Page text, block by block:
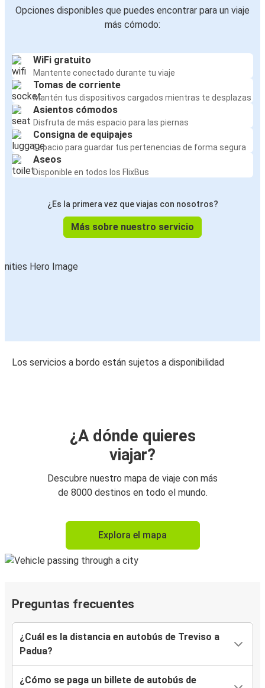
Opciones disponibles que puedes encontrar para un viaje
más cómodo:
WiFi gratuito
Mantente conectado durante tu viaje
Tomas de corriente
Mantén tus dispositivos cargados mientras te desplazas
Asientos cómodos
Disfruta de más espacio para las piernas
Consigna de equipajes
Espacio para guardar tus pertenencias de forma segura
Aseos
Disponible en todos los FlixBus
¿Es la primera vez que viajas con nosotros?
Más sobre nuestro servicio
Los servicios a bordo están sujetos a disponibilidad
¿A dónde quieres
viajar?
Descubre nuestro mapa de viaje con más
de 8000 destinos en todo el mundo.
Explora el mapa
Preguntas frecuentes
¿Cuál es la distancia en autobús de Treviso a
Padua?
¿Cómo se paga un billete de autobús de